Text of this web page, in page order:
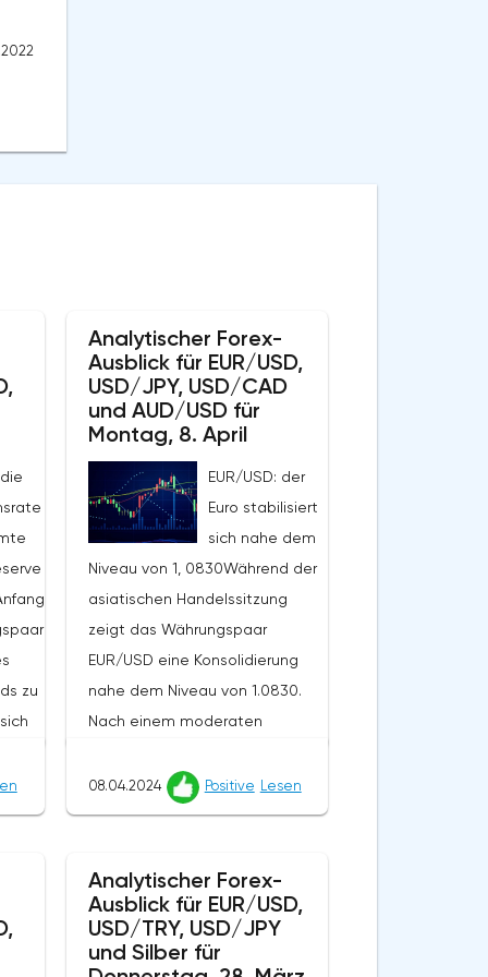
zu
New
Analytischer Forex-
Ausblick für EUR/USD,
USD/JPY, USD/CAD
und AUD/USD für
Montag, 8. April
EUR/USD: der
Euro stabilisiert
sich nahe dem
Niveau von 1, 0830Während der
asiatischen Handelssitzung
zeigt das Währungspaar
EUR/USD eine Konsolidierung
nahe dem Niveau von 1.0830.
Nach einem moderaten
der Woche bewegte sich der
Euro nach unten, unterstützt
Arbeitsmarktdaten.Die März-
Statistiken zeigten einen
Anstieg von Arbeitsplätzen
außerhalb des US-
08.04.2024 Positive Lesen
Analytischer Forex-
Ausblick für EUR/USD,
USD/TRY, USD/JPY
und Silber für